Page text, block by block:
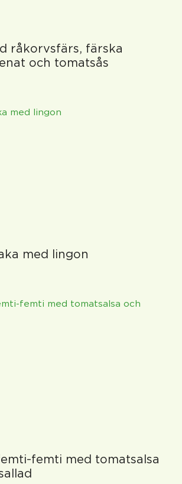
råkorvsfärs, färska
och tomatsås
med lingon
femti med tomatsalsa